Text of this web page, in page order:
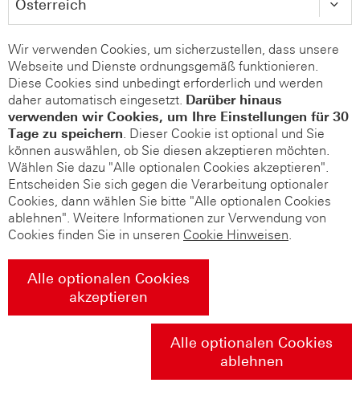
Wir verwenden Cookies, um sicherzustellen, dass unsere
Webseite und Dienste ordnungsgemäß funktionieren.
Diese Cookies sind unbedingt erforderlich und werden
daher automatisch eingesetzt. Darüber hinaus
verwenden wir Cookies, um Ihre Einstellungen für 30
Tage zu speichern. Dieser Cookie ist optional und Sie
können auswählen, ob Sie diesen akzeptieren möchten.
Wählen Sie dazu "Alle optionalen Cookies akzeptieren".
Entscheiden Sie sich gegen die Verarbeitung optionaler
Cookies, dann wählen Sie bitte "Alle optionalen Cookies
ablehnen". Weitere Informationen zur Verwendung von
Cookies finden Sie in unseren Cookie Hinweisen.
Alle optionalen Cookies
akzeptieren
Alle optionalen Cookies
ablehnen